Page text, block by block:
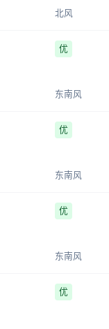
北风
优
东南风
优
东南风
优
东南风
优